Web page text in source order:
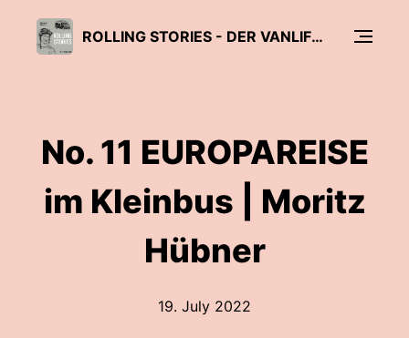
ROLLING STORIES - DER VANLIFE PODCAST VON SUNLIGHT
No. 11 EUROPAREISE
im Kleinbus | Moritz
Hübner
19. July 2022